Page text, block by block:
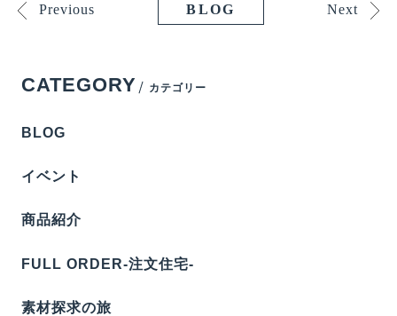
Previous BLOG Next
CATEGORY カテゴリー
BLOG
イベント
商品紹介
FULL ORDER-注文住宅-
素材探求の旅